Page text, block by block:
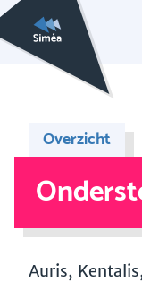
Overzicht
Auris,